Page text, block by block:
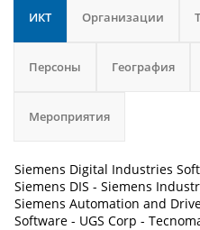
ИКТ Организации
Персоны География
Мероприятия
Siemens Digital Industries
Siemens DIS - Siemens
Siemens Automation and
Software - UGS Corp -